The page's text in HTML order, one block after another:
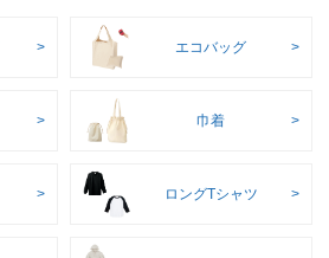
エコバッグ
巾着
ロングTシャツ